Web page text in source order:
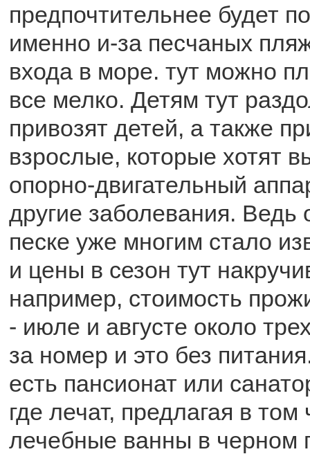
предпочтительнее будет
именно и-за песчаных
входа в море. тут можно
все мелко. Детям тут
привозят детей, а также
взрослые, которые хотят
опорно-двигательный
другие заболевания. Ведь
песке уже многим стало
и цены в сезон тут
например, стоимость
- июле и августе около
за номер и это без
есть пансионат или
где лечат, предлагая в том
лечебные ванны в черном